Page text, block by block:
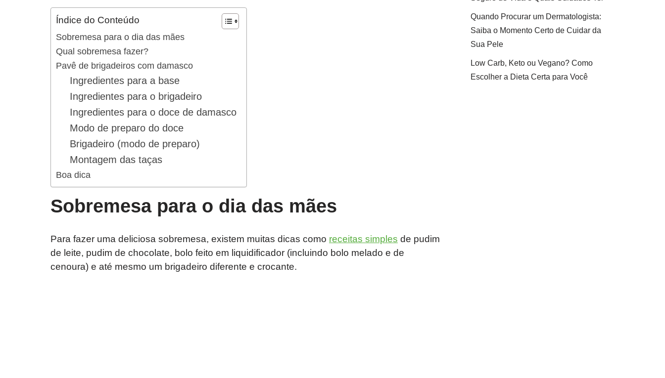
Índice do Conteúdo
Sobremesa para o dia das mães
Qual sobremesa fazer?
Pavê de brigadeiros com damasco
Ingredientes para a base
Ingredientes para o brigadeiro
Ingredientes para o doce de damasco
Modo de preparo do doce
Brigadeiro (modo de preparo)
Montagem das taças
Boa dica
Sobremesa para o dia das mães
Para fazer uma deliciosa sobremesa, existem muitas dicas como receitas simples de pudim
de leite, pudim de chocolate, bolo feito em liquidificador (incluindo bolo melado e de
cenoura) e até mesmo um brigadeiro diferente e crocante.
Quando Procurar um Dermatologista:
Saiba o Momento Certo de Cuidar da
Sua Pele
Low Carb, Keto ou Vegano? Como
Escolher a Dieta Certa para Você